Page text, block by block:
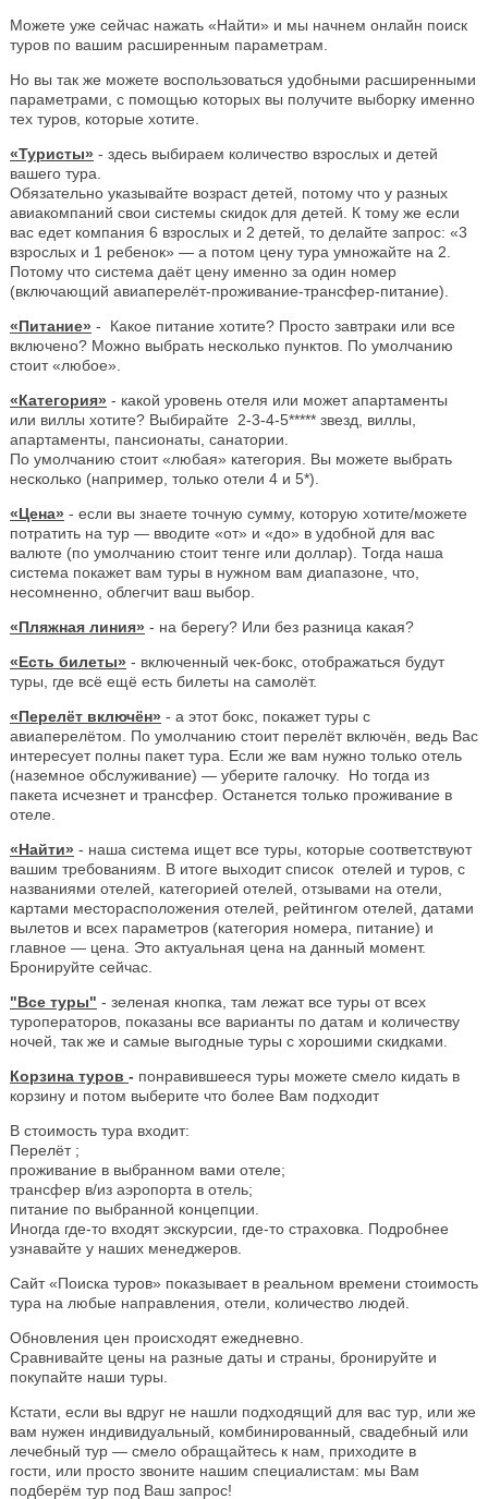
Можете уже сейчас нажать «Найти» и мы начнем онлайн поиск
туров по вашим расширенным параметрам.
Но вы так же можете воспользоваться удобными расширенными
параметрами, с помощью которых вы получите выборку именно
тех туров, которые хотите.
«Туристы» - здесь выбираем количество взрослых и детей
вашего тура.
Обязательно указывайте возраст детей, потому что у разных
авиакомпаний свои системы скидок для детей. К тому же если
вас едет компания 6 взрослых и 2 детей, то делайте запрос: «3
взрослых и 1 ребенок» — а потом цену тура умножайте на 2.
Потому что система даёт цену именно за один номер
(включающий авиаперелёт-проживание-трансфер-питание).
«Питание» - Какое питание хотите? Просто завтраки или все
включено? Можно выбрать несколько пунктов. По умолчанию
стоит «любое».
«Категория» - какой уровень отеля или может апартаменты
или виллы хотите? Выбирайте 2-3-4-5***** звезд, виллы,
апартаменты, пансионаты, санатории.
По умолчанию стоит «любая» категория. Вы можете выбрать
несколько (например, только отели 4 и 5*).
«Цена» - если вы знаете точную сумму, которую хотите/можете
потратить на тур — вводите «от» и «до» в удобной для вас
валюте (по умолчанию стоит тенге или доллар). Тогда наша
система покажет вам туры в нужном вам диапазоне, что,
несомненно, облегчит ваш выбор.
«Пляжная линия» - на берегу? Или без разница какая?
«Есть билеты» - включенный чек-бокс, отображаться будут
туры, где всё ещё есть билеты на самолёт.
«Перелёт включён» - а этот бокс, покажет туры с
авиаперелётом. По умолчанию стоит перелёт включён, ведь Вас
интересует полны пакет тура. Если же вам нужно только отель
(наземное обслуживание) — уберите галочку. Но тогда из
пакета исчезнет и трансфер. Останется только проживание в
отеле.
«Найти» - наша система ищет все туры, которые соответствуют
вашим требованиям. В итоге выходит список отелей и туров, с
названиями отелей, категорией отелей, отзывами на отели,
картами месторасположения отелей, рейтингом отелей, датами
вылетов и всех параметров (категория номера, питание) и
главное — цена. Это актуальная цена на данный момент.
Бронируйте сейчас.
"Все туры" - зеленая кнопка, там лежат все туры от всех
туроператоров, показаны все варианты по датам и количеству
ночей, так же и самые выгодные туры с хорошими скидками.
Корзина туров - понравившееся туры можете смело кидать в
корзину и потом выберите что более Вам подходит
В стоимость тура входит:
Перелёт ;
проживание в выбранном вами отеле;
трансфер в/из аэропорта в отель;
питание по выбранной концепции.
Иногда где-то входят экскурсии, где-то страховка. Подробнее
узнавайте у наших менеджеров.
Сайт «Поиска туров» показывает в реальном времени стоимость
тура на любые направления, отели, количество людей.
Обновления цен происходят ежедневно.
Сравнивайте цены на разные даты и страны, бронируйте и
покупайте наши туры.
Кстати, если вы вдруг не нашли подходящий для вас тур, или же
вам нужен индивидуальный, комбинированный, свадебный или
лечебный тур — смело обращайтесь к нам, приходите в
гости, или просто звоните нашим специалистам: мы Вам
подберём тур под Ваш запрос!